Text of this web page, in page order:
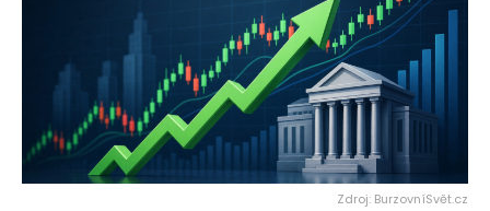
Zdroj: BurzovníSvět.cz